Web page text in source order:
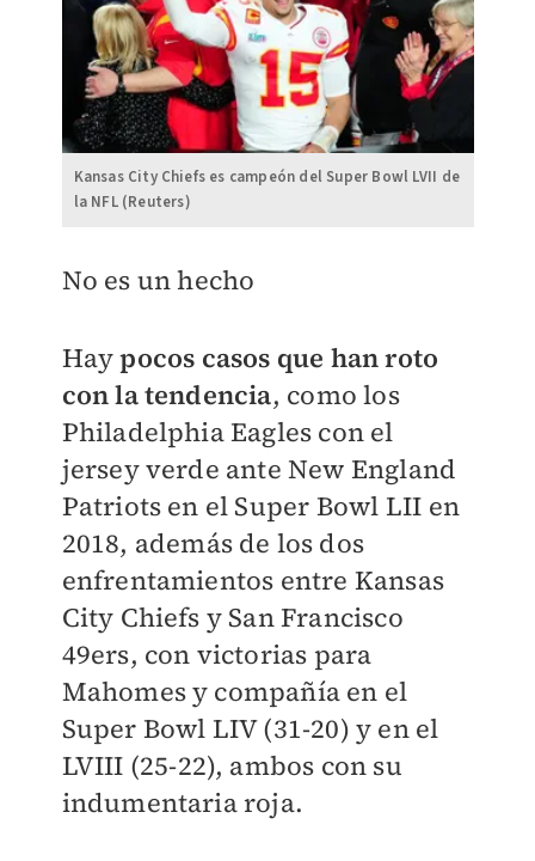
Kansas City Chiefs es campeón del Super Bowl LVII de
la NFL (Reuters)
No es un hecho
Haypocos casos que han roto
con la tendencia, como los
Philadelphia Eagles con el
jersey verde ante New England
Patriots en el Super Bowl LII en
2018, además de los dos
enfrentamientos entre Kansas
City Chiefs y San Francisco
49ers, con victorias para
Mahomes y compañía en el
Super Bowl LIV (31-20) y en el
LVIII (25-22), ambos con su
indumentaria roja.